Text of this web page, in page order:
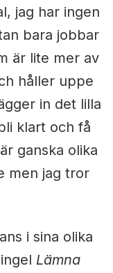
jag har ingen
bara jobbar
är lite mer av
håller uppe
in det lilla
klart och få
ganska olika
men jag tror
i sina olika
Lämna